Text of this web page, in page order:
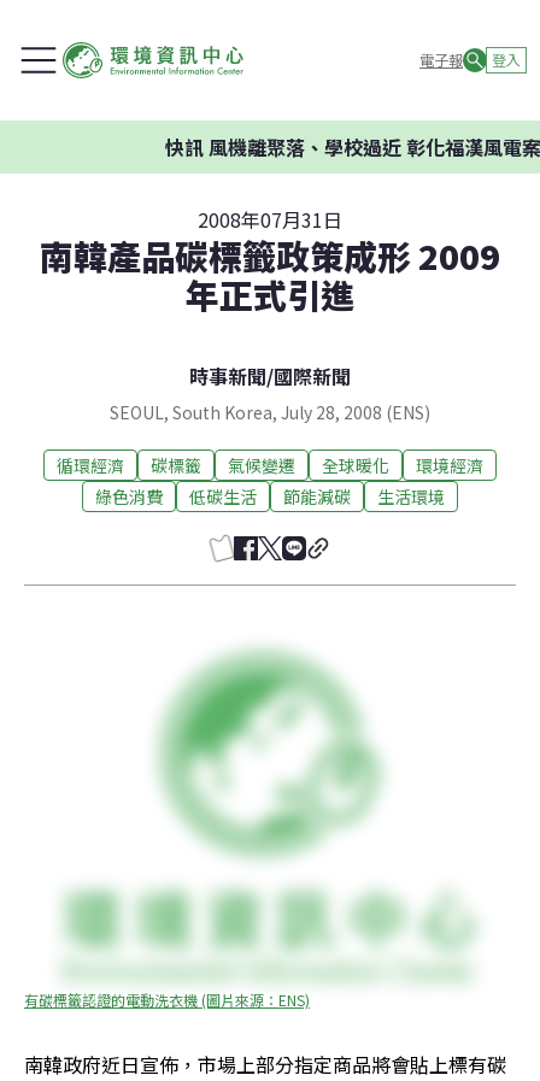
電子報 登入
快訊風機離聚落、學校過近 彰化福漢風電案
2008年07月31日
南韓產品碳標籤政策成形 2009
年正式引進
時事新聞/國際新聞
SEOUL, South Korea, July 28, 2008 (ENS)
循環經濟 碳標籤 氣候變遷 全球暖化
環境經濟
綠色消費
低碳生活 節能減碳 生活環境
有碳標籤認證的電動洗衣機 (圖片來源：ENS)
南韓政府近日宣佈，市場上部分指定商品將會貼上標有碳